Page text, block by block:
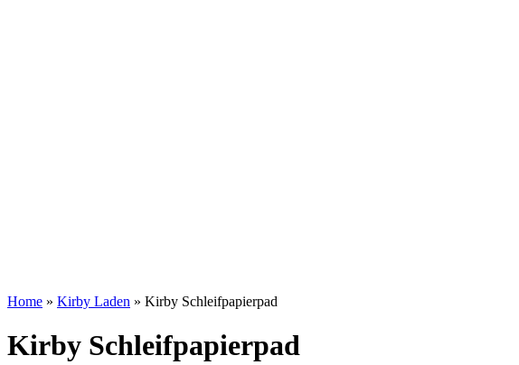
Home » Kirby Laden » Kirby Schleifpapierpad
Kirby Schleifpapierpad